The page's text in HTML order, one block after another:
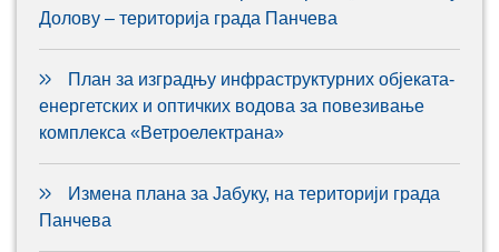
Долову – територија града Панчева
План за изградњу инфраструктурних објеката-
енергетских и оптичких водова за повезивање
комплекса «Ветроелектрана»
Измена плана за Јабуку, на територији града
Панчева